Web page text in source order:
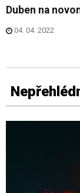
Duben na
04. 04. 2022